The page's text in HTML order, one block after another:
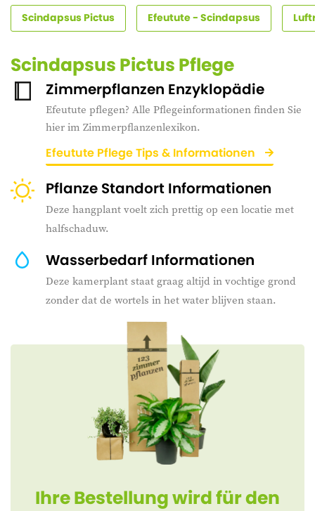
Scindapsus Pictus Efeutute - Scindapsus
Scindapsus Pictus Pflege
Zimmerpflanzen Enzyklopädie
Efeutute pflegen? Alle Pflegeinformationen finden Sie
hier im Zimmerpflanzenlexikon.
Efeutute Pflege Tips & Informationen
Pflanze Standort Informationen
Deze hangplant voelt zich prettig op een locatie met
halfschaduw.
Wasserbedarf Informationen
Deze kamerplant staat graag altijd in vochtige grond
zonder dat de wortels in het water blijven staan.
Ihre Bestellung wird für den